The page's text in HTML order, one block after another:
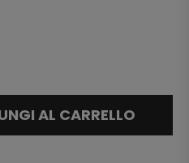
AL CARRELLO